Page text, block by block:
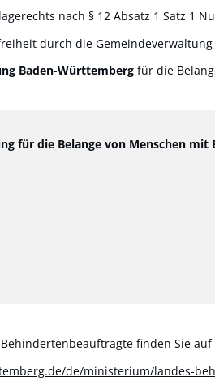
nach § 12 Absatz 1 Satz 1
durch die Gemeindeverwaltung
Baden-Württemberg für die
für die Belange von Menschen mit
finden Sie
de/ministerium/landes-